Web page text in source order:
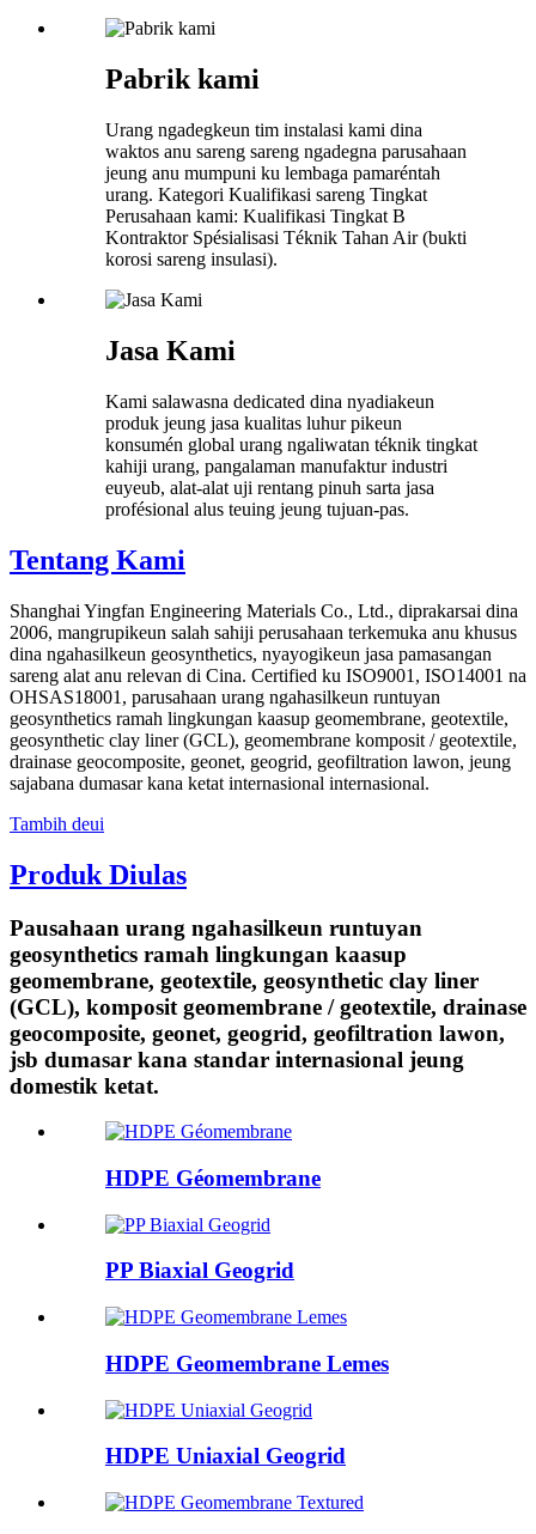
Pabrik kami
Urang ngadegkeun tim instalasi kami dina
waktos anu sareng sareng ngadegna parusahaan
jeung anu mumpuni ku lembaga pamaréntah
urang. Kategori Kualifikasi sareng Tingkat
Perusahaan kami: Kualifikasi Tingkat B
Kontraktor Spésialisasi Téknik Tahan Air (bukti
korosi sareng insulasi).
Jasa Kami
Kami salawasna dedicated dina nyadiakeun
produk jeung jasa kualitas luhur pikeun
konsumén global urang ngaliwatan téknik tingkat
kahiji urang, pangalaman manufaktur industri
euyeub, alat-alat uji rentang pinuh sarta jasa
profésional alus teuing jeung tujuan-pas.
Tentang Kami
Shanghai Yingfan Engineering Materials Co., Ltd., diprakarsai dina
2006, mangrupikeun salah sahiji perusahaan terkemuka anu khusus
dina ngahasilkeun geosynthetics, nyayogikeun jasa pamasangan
sareng alat anu relevan di Cina. Certified ku ISO9001, ISO14001 na
OHSAS18001, parusahaan urang ngahasilkeun runtuyan
geosynthetics ramah lingkungan kaasup geomembrane, geotextile,
geosynthetic clay liner (GCL), geomembrane komposit / geotextile,
drainase geocomposite, geonet, geogrid, geofiltration lawon, jeung
sajabana dumasar kana ketat internasional internasional.
Tambih deui
Produk Diulas
Pausahaan urang ngahasilkeun runtuyan
geosynthetics ramah lingkungan kaasup
geomembrane, geotextile, geosynthetic clay liner
(GCL), komposit geomembrane / geotextile, drainase
geocomposite, geonet, geogrid, geofiltration lawon,
jsb dumasar kana standar internasional jeung
domestik ketat.
HDPE Géomembrane
PP Biaxial Geogrid
HDPE Geomembrane Lemes
HDPE Uniaxial Geogrid